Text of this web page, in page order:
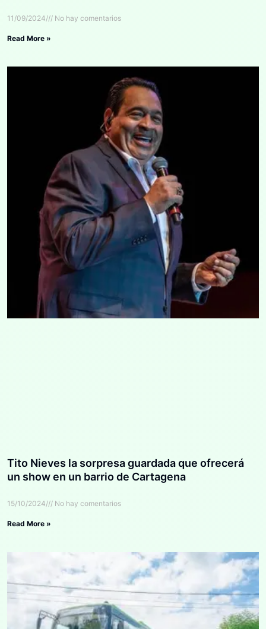
11/09/2024 No hay comentarios
Read More »
Tito Nieves la sorpresa guardada que ofrecerá
un show en un barrio de Cartagena
15/10/2024 No hay comentarios
Read More »